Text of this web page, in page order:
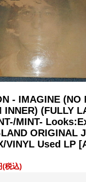
- IMAGINE (NO
INNER) (FULLY
MINT-
ORIGINAL
VINYL Used LP
(税込)